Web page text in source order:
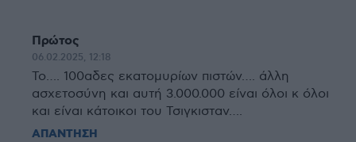
Πρώτος
06.02.2025, 12:18
Το…. 100αδες εκατομυρίων πιστών…. άλλη
ασχετοσύνη και αυτή 3.000.000 είναι όλοι κ όλοι
και είναι κάτοικοι του Τσιγκισταν….
ΑΠΑΝΤΗΣΗ